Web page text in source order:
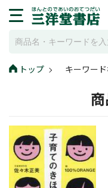
トップ キーワー